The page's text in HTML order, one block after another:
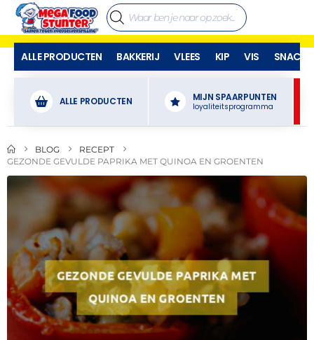
ALLE PRODUCTEN BAKKERIJ VLEES KIP VIS SNACKS
ALLE PRODUCTEN MIJN SPAARPUNTEN
loyaliteitsprogramma
BLOG
RECEPT
GEZONDE GEVULDE PAPRIKA MET QUINOA EN GROENTEN